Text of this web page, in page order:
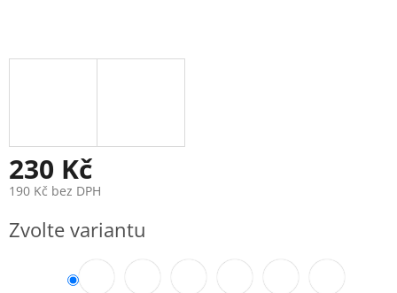
230 Kč
190 Kč bez DPH
cena:
Zvolte variantu